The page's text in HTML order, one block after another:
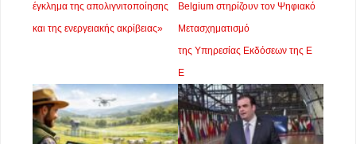
έγκλημα της απολιγνιτοποίησης
και της ενεργειακής ακρίβειας»
Belgium στηρίζουν τον Ψηφιακό
Μετασχηματισμό
της Υπηρεσίας Εκδόσεων της Ε
Ε